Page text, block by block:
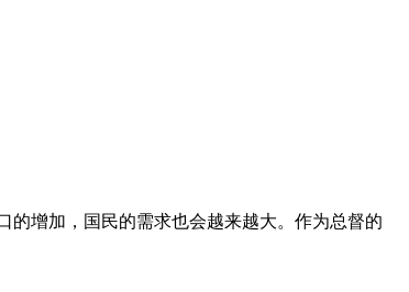
的增加，国民的需求也会越来越大。作为总督的